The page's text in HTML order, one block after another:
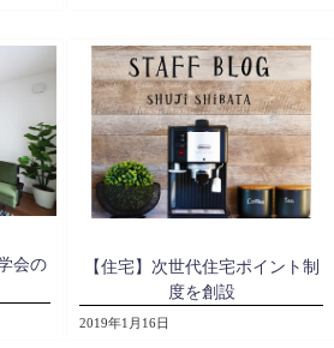
会の
【住宅】次世代住宅ポイント制
度を創設
2019年1月16日